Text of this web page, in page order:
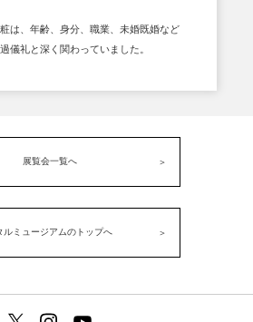
は、年齢、身分、職業、未婚既婚など
儀礼と深く関わっていました。
展覧会一覧へ
ルミュージアムのトップへ